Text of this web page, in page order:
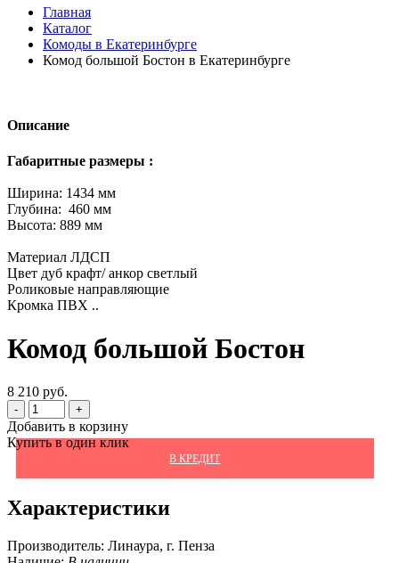
Главная
Каталог
Комоды в Екатеринбурге
Комод большой Бостон в Екатеринбурге
Описание
Габаритные размеры :
Ширина: 1434 мм
Глубина: 460 мм
Высота: 889 мм
Материал ЛДСП
Цвет дуб крафт/ анкор светлый
Роликовые направляющие
Кромка ПВХ ..
Комод большой Бостон
8 210 руб.
- +
Добавить в корзину
Купить в один клик
В КРЕДИТ
Характеристики
Производитель: Линаура, г. Пенза